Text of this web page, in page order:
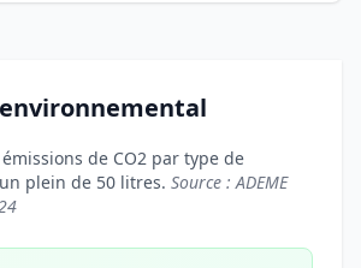
de CO2 par type de
plein de 50 litres. Source : ADEME